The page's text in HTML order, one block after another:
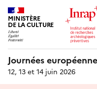
MINISTÈRE
DE LA CULTURE
Journées
12, 13 et 14 juin 2026